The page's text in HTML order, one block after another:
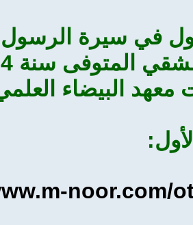
في سيرة
معهد البيضاء
noor.com/